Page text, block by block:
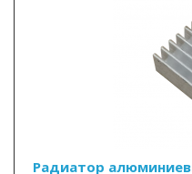
Радиатор